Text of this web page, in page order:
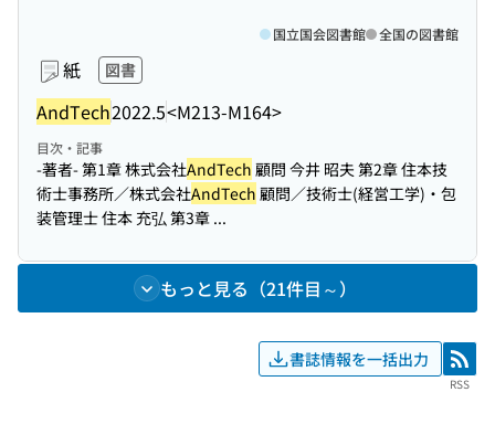
紙 図書
AndTech2022.5<M213-M164>
国立国会図書館 全国の図書館
目次・記事
-著者- 第1章 株式会社AndTech 顧問 今井 昭夫 第2章 住本技
術士事務所／株式会社AndTech 顧問／技術士(経営工学)・包
装管理士 住本 充弘 第3章 ...
もっと見る（21件目～）
書誌情報を一括出力 RSS
RSS